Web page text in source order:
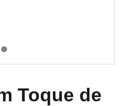
Toque de